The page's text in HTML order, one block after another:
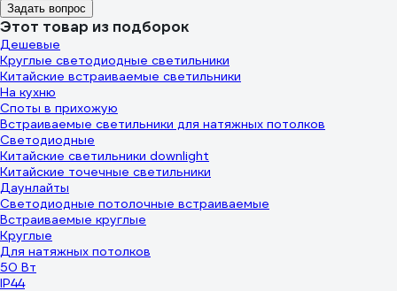
Задать вопрос
Этот товар из подборок
Дешевые
Круглые светодиодные светильники
Китайские встраиваемые светильники
На кухню
Споты в прихожую
Встраиваемые светильники для натяжных потолков
Светодиодные
Китайские светильники downlight
Китайские точечные светильники
Даунлайты
Светодиодные потолочные встраиваемые
Встраиваемые круглые
Круглые
Для натяжных потолков
50 Вт
IP44